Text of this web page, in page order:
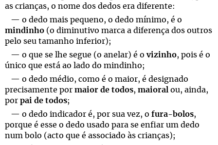
as crianças, o nome dos dedos era diferente:
— o dedo mais pequeno, o dedo mínimo, é o
mindinho (o diminutivo marca a diferença dos outros
pelo seu tamanho inferior);
— o que se lhe segue (o anelar) é o vizinho, pois é o
único que está ao lado do mindinho;
— o dedo médio, como é o maior, é designado
precisamente por maior de todos, maioral
ou, ainda,
por pai de todos;
— o dedo indicador é, por sua vez, o fura-bolos,
porque é esse o dedo usado para se enfiar um dedo
num bolo (acto que é associado às crianças);